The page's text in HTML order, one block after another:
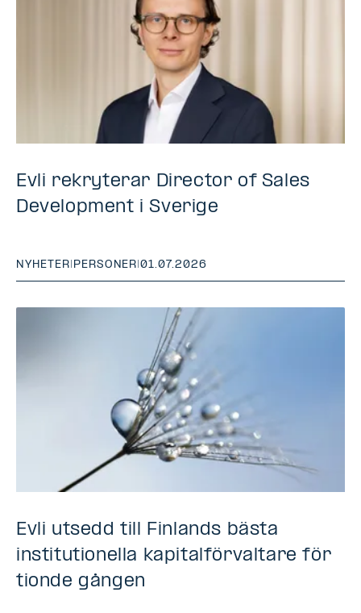
Evli rekryterar Director of Sales
Development i Sverige
NYHETER PERSONER |01.07.2026
Evli utsedd till Finlands bästa
institutionella kapitalförvaltare för
tionde gången